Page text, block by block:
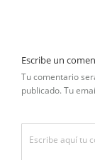
Escribe un
Tu comentario
publicado. Tu